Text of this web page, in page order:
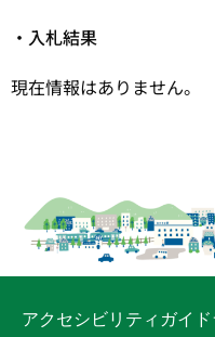
・入札結果
現在情報はありません。
アクセシビリティガイ